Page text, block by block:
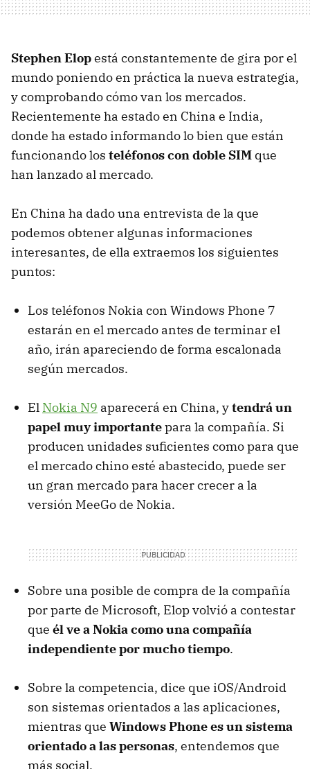
Stephen Elopestá constantemente de gira por el
mundo poniendo en práctica la nueva estrategia,
y comprobando cómo van los mercados.
Recientemente ha estado en China e India,
donde ha estado informando lo bien que están
funcionando los teléfonos con doble SIM que
han lanzado al mercado.
En China ha dado una entrevista de la que
podemos obtener algunas informaciones
interesantes, de ella extraemos los siguientes
puntos:
Los teléfonos Nokia con Windows Phone 7
estarán en el mercado antes de terminar el
año, irán apareciendo de forma escalonada
según mercados.
El Nokia N9 aparecerá en China, ytendrá un
papel muy importantepara la compañía. Si
producen unidades suficientes como para que
el mercado chino esté abastecido, puede ser
un gran mercado para hacer crecer a la
versión MeeGo de Nokia.
Sobre una posible de compra de la compañía
por parte de Microsoft, Elop volvió a contestar
que él ve a Nokia como una compañía
independiente por mucho tiempo.
Sobre la competencia, dice que iOS/Android
son sistemas orientados a las aplicaciones,
mientras que Windows Phone es un sistema
orientado a las personas, entendemos que
más social.